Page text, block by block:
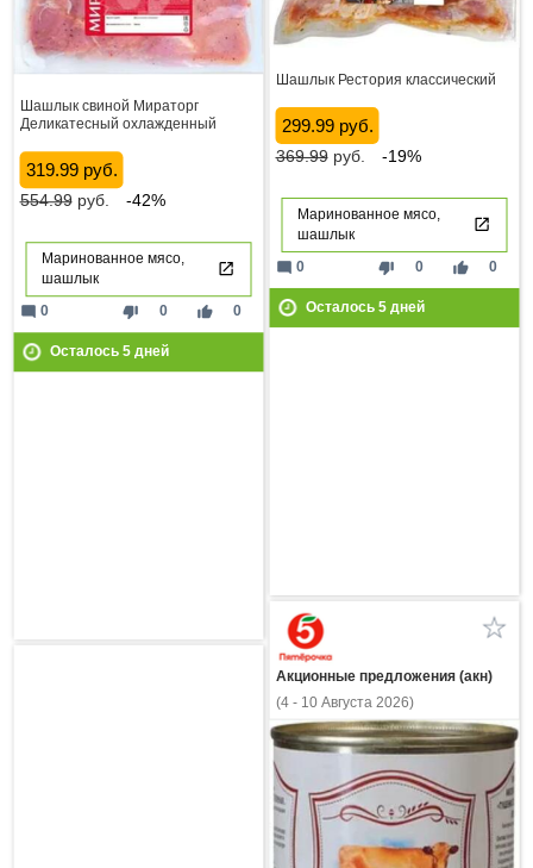
Шашлык Рестория классический
299.99 руб.
369.99руб. -19%
Маринованное мясо,
шашлык
thumb_down 0 thumb_up 0
mode_comment 0
Осталось 5дней
Шашлык свиной Мираторг
Деликатесный охлажденный
319.99 руб.
554.99руб. -42%
Маринованное мясо,
шашлык
thumb_down 0 thumb_up 0
mode_comment 0
Осталось 5дней
Акционные предложения (акн)
(4 - 10 Августа 2026)